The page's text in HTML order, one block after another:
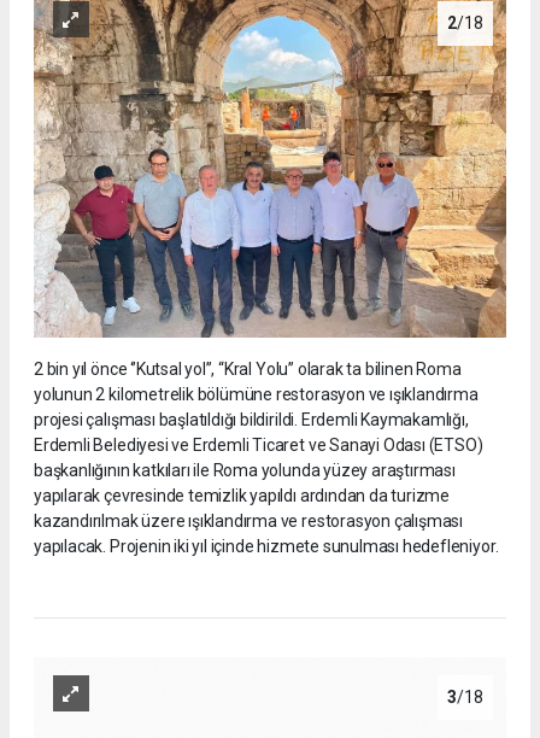
2/18
2 bin yıl önce ‘’Kutsal yol’’, “Kral Yolu” olarak ta bilinen Roma
yolunun 2 kilometrelik bölümüne restorasyon ve ışıklandırma
projesi çalışması başlatıldığı bildirildi. Erdemli Kaymakamlığı,
Erdemli Belediyesi ve Erdemli Ticaret ve Sanayi Odası (ETSO)
başkanlığının katkıları ile Roma yolunda yüzey araştırması
yapılarak çevresinde temizlik yapıldı ardından da turizme
kazandırılmak üzere ışıklandırma ve restorasyon çalışması
yapılacak. Projenin iki yıl içinde hizmete sunulması hedefleniyor.
3/18